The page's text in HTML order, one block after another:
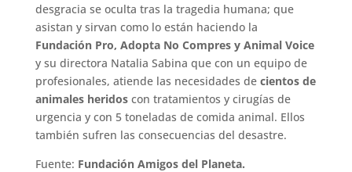
desgracia se oculta tras la tragedia humana; que
asistan y sirvan como lo están haciendo la
Fundación Pro, Adopta No Compres y Animal Voice
y su directora Natalia Sabina que con un equipo de
profesionales, atiende las necesidades decientos de
animales heridoscon tratamientos y cirugías de
urgencia y con 5 toneladas de comida animal. Ellos
también sufren las consecuencias del desastre.
Fuente: Fundación Amigos del Planeta.